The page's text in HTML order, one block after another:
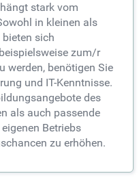
stark vom
in kleinen als
sich
zum/r
werden, benötigen Sie
und IT-Kenntnisse.
des
als auch passende
Betriebs
zu erhöhen.